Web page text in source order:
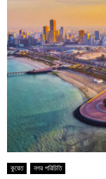
কুয়েত নগর পরিচিতি